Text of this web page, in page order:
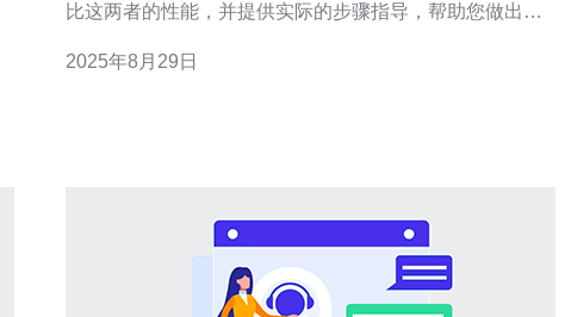
比这两者的性能，并提供实际的步骤指导，帮助您做出明
等方面各有优劣，接下来我们将详细分析这些方面，并给
2025年8月29日